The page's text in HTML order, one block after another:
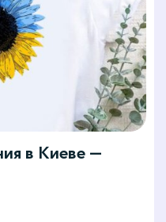
в Киеве —